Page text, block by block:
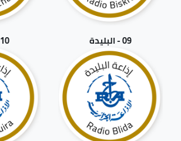
09 - البليدة 10 - البويرة